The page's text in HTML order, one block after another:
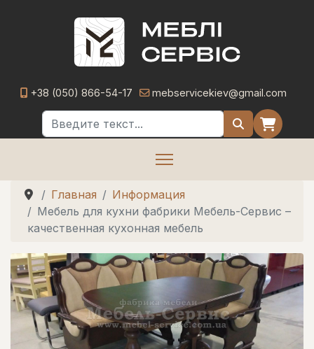
+38 (050) 866-54-17 mebservicekiev@gmail.com
Поиск
Главная
Информация
Мебель для кухни фабрики Мебель-Сервис –
качественная кухонная мебель